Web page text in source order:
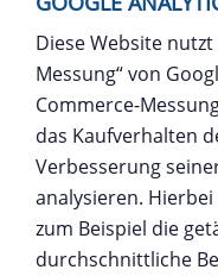
Diese Website
Messung“ von
Commerce-
das Kaufverhalten
Verbesserung
analysieren.
zum Beispiel die
durchschnittliche